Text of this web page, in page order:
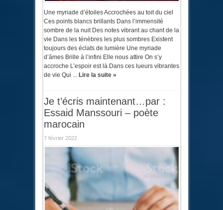
Une myriade d’étoiles Accrochées au toit du ciel
Ces points blancs brillants Dans l’immensité
sombre de la nuit Des notes vibrant au chant de la
vie Dans les ténèbres les plus sombres Existent
toujours des éclats de lumière Une myriade
d’âmes Brille à l’infini Elle nous attire On s’y
accroche L’espoir est là Dans ces lueurs vibrantes
de vie Qui ... Lire la suite »
Je t’écris maintenant…par :
Essaid Manssouri – poète
marocain
7 février 2022